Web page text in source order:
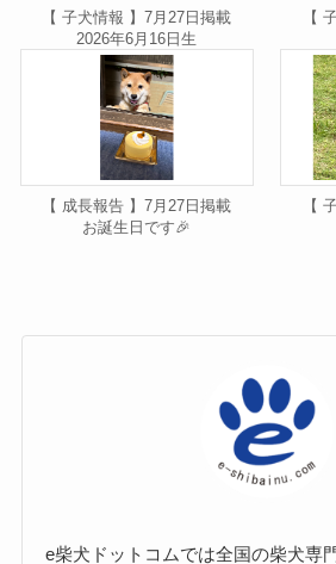
【 子犬情報 】7月27日掲載
2026年6月16日生
【
【 成長報告 】7月27日掲載
お誕生日です🎉
【
e柴犬ドットコムでは全国の柴犬専